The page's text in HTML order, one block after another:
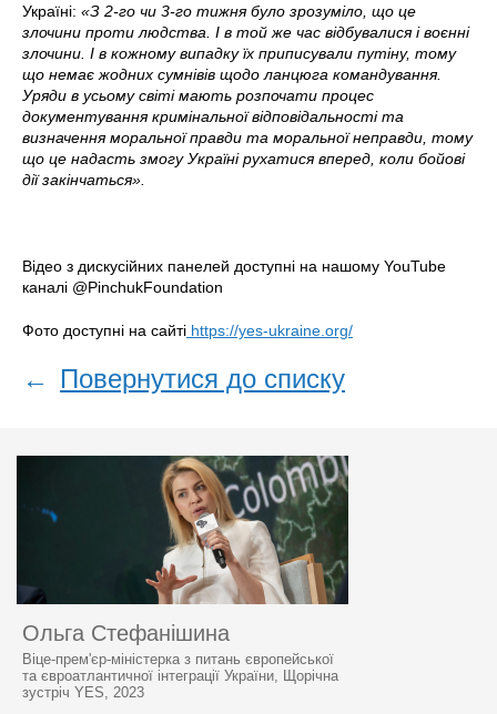
Україні: «З 2-го чи 3-го тижня було зрозуміло, що це
злочини проти людства. І в той же час відбувалися і воєнні
злочини. І в кожному випадку їх приписували путіну, тому
що немає жодних сумнівів щодо ланцюга командування.
Уряди в усьому світі мають розпочати процес
документування кримінальної відповідальності та
визначення моральної правди та моральної неправди, тому
що це надасть змогу Україні рухатися вперед, коли бойові
дії закінчаться».
Відео з дискусійних панелей доступні на нашому YouTube
каналі @PinchukFoundation
Фото доступні на сайті https://yes-ukraine.org/
← Повернутися до списку
Ольга Стефанішина
Віце-прем'єр-міністерка з питань європейської
та євроатлантичної інтеграції України, Щорічна
зустріч YES, 2023